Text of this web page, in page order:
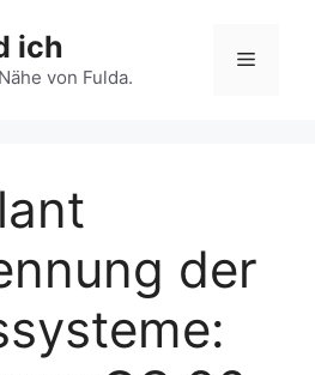
ich
von Fulda.
Menü
der